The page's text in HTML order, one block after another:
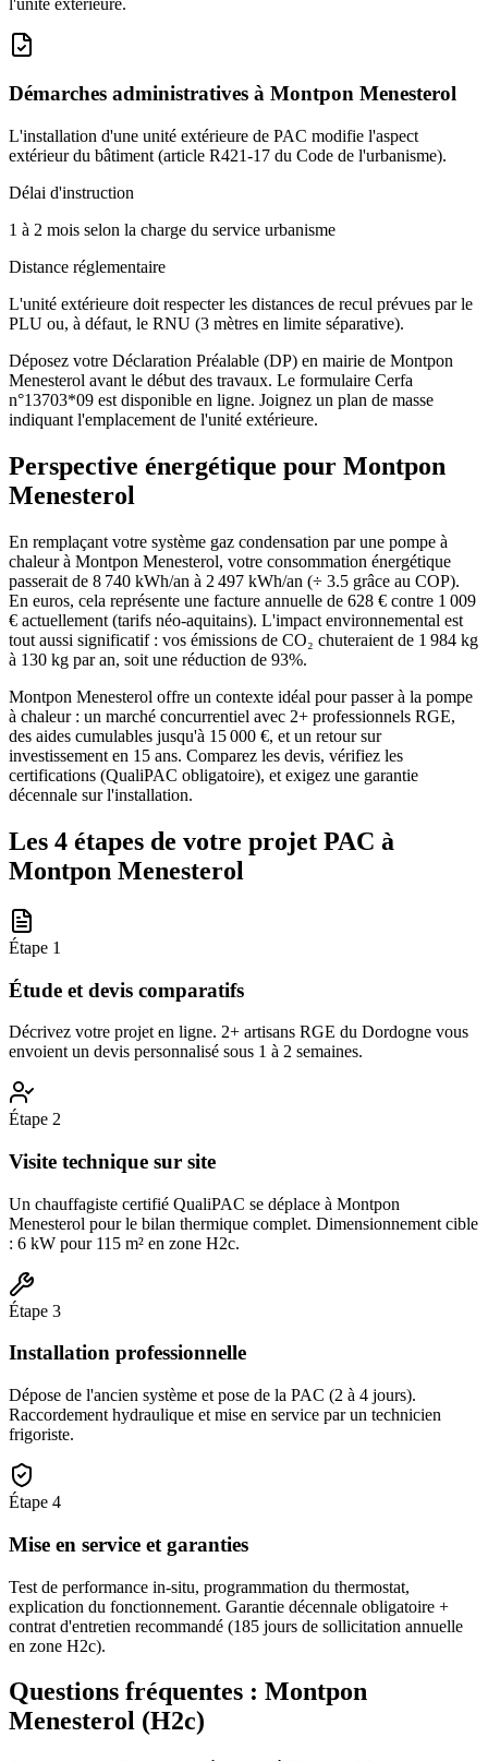
Démarches administratives à Montpon Menesterol
L'installation d'une unité extérieure de PAC modifie l'aspect
extérieur du bâtiment (article R421-17 du Code de l'urbanisme).
Délai d'instruction
1 à 2 mois selon la charge du service urbanisme
Distance réglementaire
L'unité extérieure doit respecter les distances de recul prévues par le
PLU ou, à défaut, le RNU (3 mètres en limite séparative).
Déposez votre Déclaration Préalable (DP) en mairie de Montpon
Menesterol avant le début des travaux. Le formulaire Cerfa
n°13703*09 est disponible en ligne. Joignez un plan de masse
indiquant l'emplacement de l'unité extérieure.
Perspective énergétique pour Montpon
Menesterol
En remplaçant votre système gaz condensation par une pompe à
chaleur à Montpon Menesterol, votre consommation énergétique
passerait de 8 740 kWh/an à 2 497 kWh/an (÷ 3.5 grâce au COP).
En euros, cela représente une facture annuelle de 628 € contre 1 009
€ actuellement (tarifs néo-aquitains). L'impact environnemental est
tout aussi significatif : vos émissions de CO₂ chuteraient de 1 984 kg
à 130 kg par an, soit une réduction de 93%.
Montpon Menesterol offre un contexte idéal pour passer à la pompe
à chaleur : un marché concurrentiel avec 2+ professionnels RGE,
des aides cumulables jusqu'à 15 000 €, et un retour sur
investissement en 15 ans. Comparez les devis, vérifiez les
certifications (QualiPAC obligatoire), et exigez une garantie
décennale sur l'installation.
Les 4 étapes de votre projet PAC à
Montpon Menesterol
Étape 1
Étude et devis comparatifs
Décrivez votre projet en ligne. 2+ artisans RGE du Dordogne vous
envoient un devis personnalisé sous 1 à 2 semaines.
Étape 2
Visite technique sur site
Un chauffagiste certifié QualiPAC se déplace à Montpon
Menesterol pour le bilan thermique complet. Dimensionnement cible
: 6 kW pour 115 m² en zone H2c.
Étape 3
Installation professionnelle
Dépose de l'ancien système et pose de la PAC (2 à 4 jours).
Raccordement hydraulique et mise en service par un technicien
frigoriste.
Étape 4
Mise en service et garanties
Test de performance in-situ, programmation du thermostat,
explication du fonctionnement. Garantie décennale obligatoire +
contrat d'entretien recommandé (185 jours de sollicitation annuelle
en zone H2c).
Questions fréquentes : Montpon
Menesterol (H2c)